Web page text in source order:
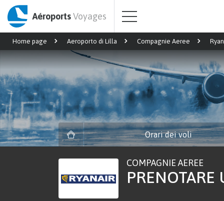
AéroportsVoyages
Home page Aeroporto di Lilla Compagnie Aeree
Orari dei voli
COMPAGNIE AEREE